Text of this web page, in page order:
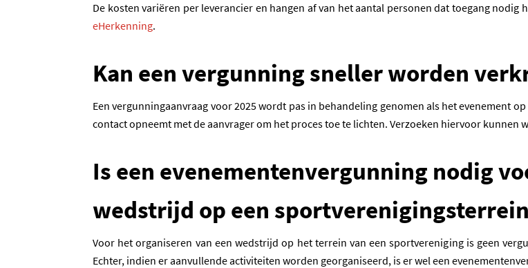
De kosten variëren per leverancier en hangen af van het aantal personen dat toegang nodig
eHerkenning(opent in een nieuwe tab)
.
Kan een vergunning sneller worden
Een vergunningaanvraag voor 2025 wordt pas in behandeling genomen als het evenement
contact opneemt met de aanvrager om het proces toe te lichten. Verzoeken hiervoor kunnen
Is een evenementenvergunning nodig
wedstrijd op een
Voor het organiseren van een wedstrijd op het terrein van een sportvereniging is geen
Echter, indien er aanvullende activiteiten worden georganiseerd, is er wel een